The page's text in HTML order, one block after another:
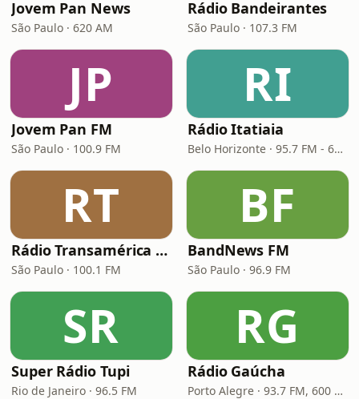
Jovem Pan News
São Paulo · 620 AM
Rádio Bandeirantes
São Paulo · 107.3 FM
JP
Jovem Pan FM
São Paulo · 100.9 FM
RI
Rádio Itatiaia
Belo Horizonte · 95.7 FM - 610 AM
RT
Rádio Transamérica (TMC)
São Paulo · 100.1 FM
BF
BandNews FM
São Paulo · 96.9 FM
SR
Super Rádio Tupi
Rio de Janeiro · 96.5 FM
RG
Rádio Gaúcha
Porto Alegre · 93.7 FM, 600 AM